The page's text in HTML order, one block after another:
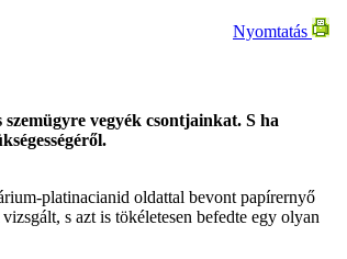
Nyomtatás
vegyék csontjainkat. S ha
platinacianid oldattal bevont papírernyő
s azt is tökéletesen befedte egy olyan